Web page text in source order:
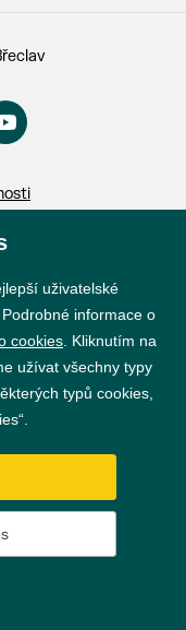
uživatelské
informace o
cookies . Kliknutím na
užívat všechny typy
typů cookies,